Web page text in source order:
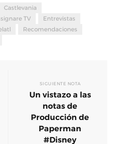
Castlevania
TV
Entrevistas
Recomendaciones
SIGUIENTE NOTA
Un vistazo a las
notas de
Producción de
Paperman
#Disney